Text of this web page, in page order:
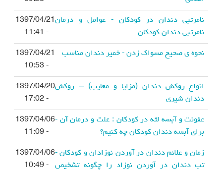
نامرتبی دندان در کودکان - عوامل و درمان
نامرتبی دندان کودکان
1397/04/21
- 11:41
نحوه ی صحیح مسواک زدن - خمیر دندان مناسب
1397/04/21
- 10:53
انواع روکش دندان (مزایا و معایب) – روکش
دندان شیری
1397/04/20
- 17:02
عفونت و آبسه لثه در کودکان : علت و درمان آن -
برای آبسه دندان کودکان چه کنیم؟
1397/04/06
- 11:09
زمان و علائم دندان در آوردن نوزادان و کودکان -
تب دندان در آوردن نوزاد را چگونه تشخیص
1397/04/06
- 10:49